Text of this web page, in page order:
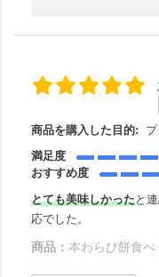
商品を購入した目的:
満足度
おすすめ度
とても美味しかったと
応でした。
商品： 本わらび餅食べ